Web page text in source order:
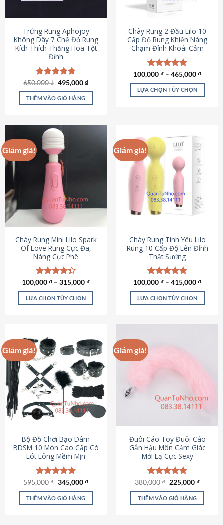
Trứng Rung Aphojoy
Không Dây 7 Chế Độ Rung
Kích Thích Thăng Hoa Tột
Đỉnh
Được xếp
hạng4.72
5 sao
650,000₫ Giá
là:
650,000 ₫.
495,000₫Giá
tại
495,000 ₫.
THÊM VÀO GIỎ HÀNG
Chày Rung 2 Đầu Lilo 10
Cấp Độ Rung Khiến Nàng
Chạm Đỉnh Khoái Cảm
Được xếp
hạng4.80
5 sao
100,000₫ – 465,000₫
LỰA CHỌN TÙY CHỌN
nhiều
biến
thể.
Các
chọn
thể
chọn
trên
trang
sản
phẩm
Giảm giá!
Chày Rung Mini Lilo Spark
Of Love Rung Cực Đã,
Nàng Cực Phê
Được xếp
hạng4.33
5 sao
100,000₫ – 315,000₫
LỰA CHỌN TÙY CHỌN
có
nhiều
biến
thể.
Các
tùy
chọn
có
chọn
trên
trang
sản
phẩm
Giảm giá!
Chày Rung Tình Yêu Lilo
Rung 10 Cấp Độ Lên Đỉnh
Thật Sướng
Được xếp
hạng4.94
5 sao
100,000₫ – 415,000₫
LỰA CHỌN TÙY CHỌN
biến
thể.
chọn
chọn
trên
trang
sản
phẩm
Giảm giá!
Bộ Đồ Chơi Bạo Dâm
BDSM 10 Món Cao Cấp Có
Lót Lông Mềm Mịn
Được xếp
hạng4.88
5 sao
595,000₫ Giá
là:
595,000 ₫.
345,000₫Giá
tại
THÊM VÀO GIỎ HÀNG
Giảm giá!
Đuôi Cáo Toy Đuôi Cáo
Gắn Hậu Môn Cảm Giác
Mới Lạ Cực Sexy
Được xếp
hạng4.88
5 sao
380,000₫ Giá
là:
380,000 ₫.
225,000₫Giá
tại
THÊM VÀO GIỎ HÀNG